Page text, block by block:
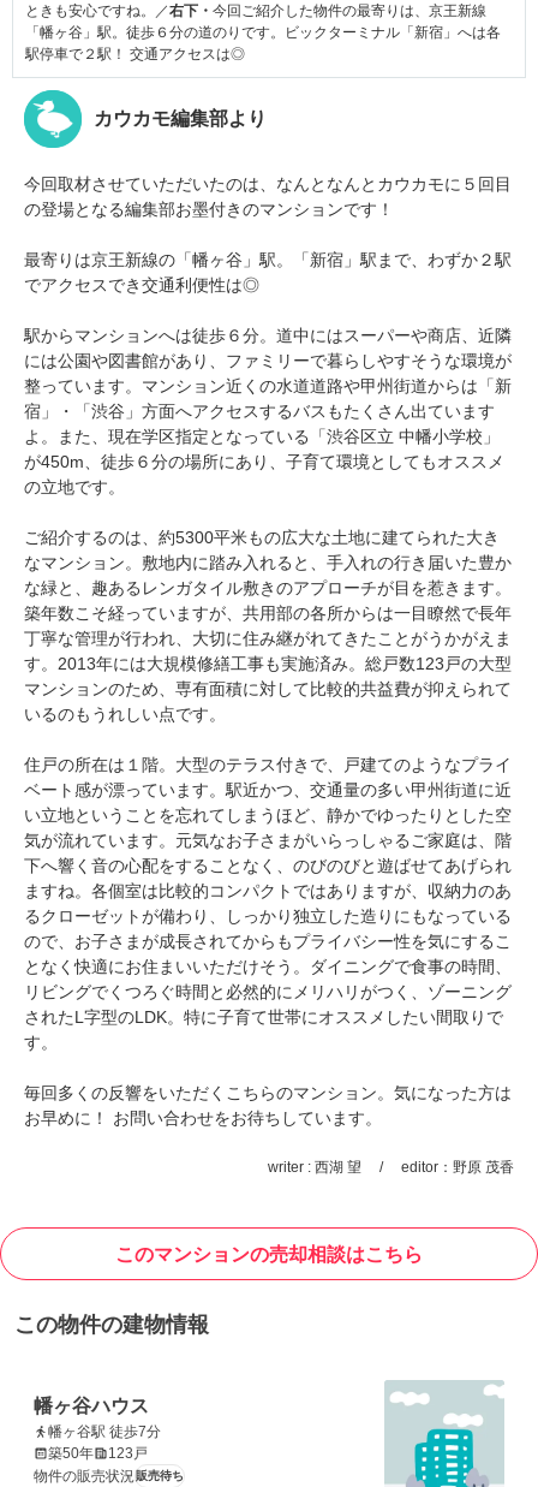
ときも安心ですね。／右下・ 今回ご紹介した物件の最寄りは、京王新線
「幡ヶ谷」駅。徒歩６分の道のりです。ビックターミナル「新宿」へは各
駅停車で２駅！ 交通アクセスは◎
カウカモ編集部より
今回取材させていただいたのは、なんとなんとカウカモに５回目
の登場となる編集部お墨付きのマンションです！
最寄りは京王新線の「幡ヶ谷」駅。「新宿」駅まで、 わずか２駅
でアクセスでき交通利便性は◎
駅からマンションへは徒歩６分。道中にはスーパーや商店、近隣
には公園や図書館があり、ファミリーで暮らしやすそうな環境が
整っています。マンション近くの水道道路や甲州街道からは「新
宿」・「渋谷」方面へアクセスするバスもたくさん出ています
よ。また、現在学区指定となっている「渋谷区立 中幡小学校」
が450m、徒歩６分の場所にあり、子育て環境としてもオススメ
の立地です。
ご紹介するのは、約5300平米もの広大な土地に建てられた大き
なマンション。敷地内に踏み入れると、手入れの行き届いた豊か
な緑と、趣あるレンガタイル敷きのアプローチが目を惹きます。
築年数こそ経っていますが、共用部の各所からは一目瞭然で長年
丁寧な管理が行われ、大切に住み継がれてきたことがうかがえま
す。2013年には大規模修繕工事も実施済み。総戸数123戸の大型
マンションのため、専有面積に対して比較的共益費が抑えられて
いるのもうれしい点です。
住戸の所在は１階。大型のテラス付きで、戸建てのようなプライ
ベート感が漂っています。駅近かつ、交通量の多い甲州街道に近
い立地ということを忘れてしまうほど、静かでゆったりとした空
気が流れています。元気なお子さまがいらっしゃるご家庭は、階
下へ響く音の心配をすることなく、のびのびと遊ばせてあげられ
ますね。各個室は比較的コンパクトではありますが、収納力のあ
るクローゼットが備わり、しっかり独立した造りにもなっている
ので、お子さまが成長されてからもプライバシー性を気にするこ
となく快適にお住まいいただけそう。ダイニングで食事の時間、
リビングでくつろぐ時間と必然的にメリハリがつく、ゾーニング
されたL字型のLDK。特に子育て世帯にオススメしたい間取りで
す。
毎回多くの反響をいただくこちらのマンション。気になった方は
お早めに！ お問い合わせをお待ちしています。
writer : 西湖 望 / editor：野原 茂香
このマンションの売却相談はこちら
この物件の建物情報
幡ヶ谷ハウス
幡ヶ谷駅 徒歩7分
築50年
123戸
物件の販売状況 販売待ち